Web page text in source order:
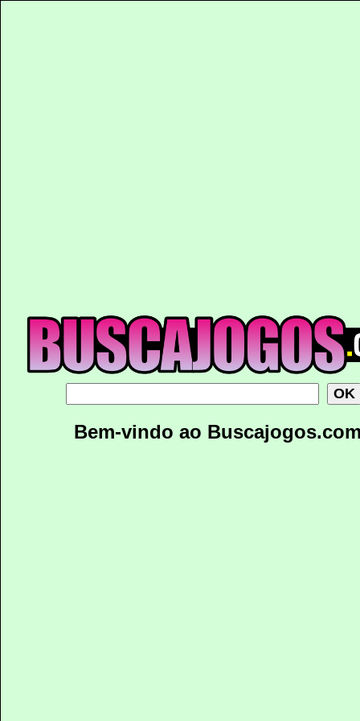
Bem-vindo ao